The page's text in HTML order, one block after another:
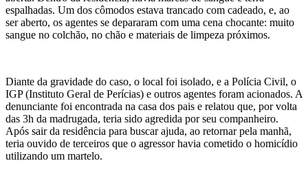
espalhadas. Um dos cômodos estava trancado com cadeado, e, ao
ser aberto, os agentes se depararam com uma cena chocante: muito
sangue no colchão, no chão e materiais de limpeza próximos.
Diante da gravidade do caso, o local foi isolado, e a Polícia Civil, o
IGP (Instituto Geral de Perícias) e outros agentes foram acionados. A
denunciante foi encontrada na casa dos pais e relatou que, por volta
das 3h da madrugada, teria sido agredida por seu companheiro.
Após sair da residência para buscar ajuda, ao retornar pela manhã,
teria ouvido de terceiros que o agressor havia cometido o homicídio
utilizando um martelo.